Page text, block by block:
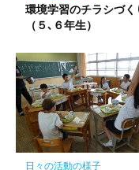
環境学習のチラシづく
（５､６年生）
日々の活動の様子